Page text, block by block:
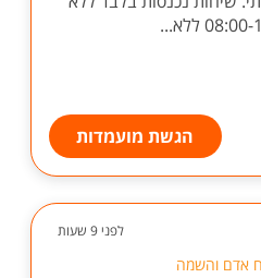
הגשת מועמדות
לפני 9 שעות